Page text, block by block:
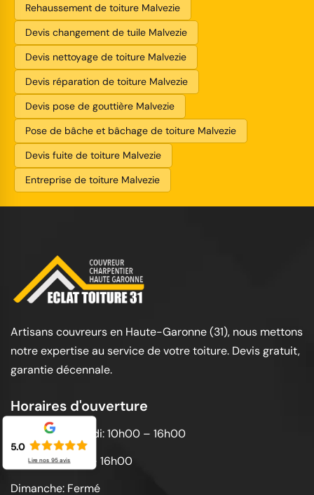
Rehaussement de toiture Malvezie
Devis changement de tuile Malvezie
Devis nettoyage de toiture Malvezie
Devis réparation de toiture Malvezie
Devis pose de gouttière Malvezie
Pose de bâche et bâchage de toiture Malvezie
Devis fuite de toiture Malvezie
Entreprise de toiture Malvezie
Artisans couvreurs en Haute-Garonne (31), nous mettons
notre expertise au service de votre toiture. Devis gratuit,
garantie décennale.
Horaires d'ouverture
Lundi au vendredi: 10h00 – 16h00
Samedi: 10h00 – 16h00
Dimanche: Fermé
5.0
Lire nos 95avis